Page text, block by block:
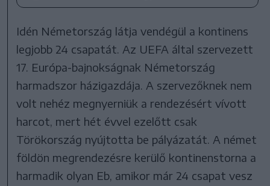
Idén Németország látja vendégül a kontinens
legjobb 24 csapatát. Az UEFA által szervezett
17. Európa-bajnokságnak Németország
harmadszor házigazdája. A szervezőknek nem
volt nehéz megnyerniük a rendezésért vívott
harcot, mert hét évvel ezelőtt csak
Törökország nyújtotta be pályázatát. A német
földön megrendezésre kerülő kontinenstorna a
harmadik olyan Eb, amikor már 24 csapat vesz